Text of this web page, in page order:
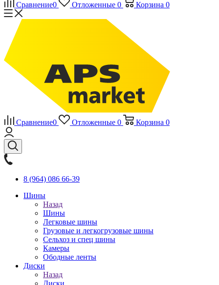
Сравнение0 Отложенные 0 Корзина 0
Сравнение0 Отложенные 0 Корзина 0
8 (964) 086 66-39
Шины
Назад
Шины
Легковые шины
Грузовые и легкогрузовые шины
Сельхоз и спец шины
Камеры
Ободные ленты
Диски
Назад
Диски